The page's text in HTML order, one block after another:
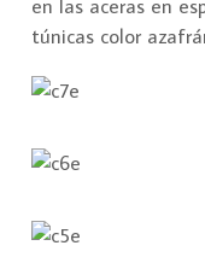
en las aceras en
túnicas color